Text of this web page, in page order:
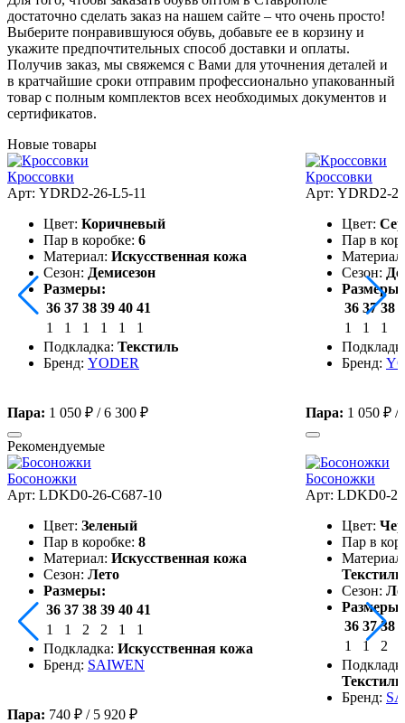
достаточно сделать заказ на нашем сайте – что очень просто!
Выберите понравившуюся обувь, добавьте ее в корзину и
укажите предпочтительных способ доставки и оплаты.
Получив заказ, мы свяжемся с Вами для уточнения деталей и
в кратчайшие сроки отправим профессионально упакованный
товар с полным комплектов всех необходимых документов и
сертификатов.
Новые товары
Кроссовки
Арт: YDRD2-26-L5-11
Цвет: Коричневый
Пар в коробке: 6
Материал: Искусственная кожа
Сезон: Демисезон
Размеры:
36 37 38 39 40 41
1
1 1 1 1
1
Подкладка: Текстиль
Бренд: YODER
Пара: 1 050 ₽ /6 300 ₽
Кроссовки
Арт: YDRD2-
Цвет:
Пар в
Материал:
Сезон:
Размеры:
36 37 38
1
1 1
Бренд:
Пара: 1 050 ₽ /
Рекомендуемые
Босоножки
Арт: LDKD0-26-C687-10
Цвет: Зеленый
Пар в коробке: 8
Материал: Искусственная кожа
Сезон: Лето
Размеры:
36 37 38 39 40 41
1
1 2 2 1
1
Подкладка: Искусственная кожа
Бренд: SAIWEN
Пара: 740 ₽ / 5 920 ₽
Босоножки
Арт: LDKD0-
Цвет:
Пар в
Материал:
Текстиль
Сезон:
Размеры:
36 37 38
1
1 2
Текстиль
Бренд: